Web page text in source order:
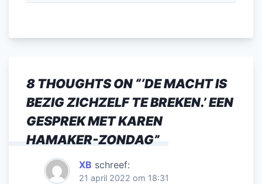
8 THOUGHTS ON “‘DE MACHT IS
BEZIG ZICHZELF TE BREKEN.’ EEN
GESPREK MET KAREN
HAMAKER-ZONDAG”
XB schreef:
21 april 2022 om 18:31